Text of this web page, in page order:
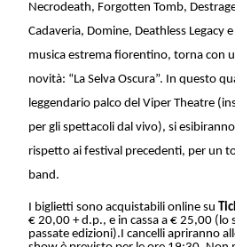
Necrodeath, Forgotten Tomb,
Cadaveria, Domine, Deathless Legacy
musica estrema fiorentino, torna con
novità: “La Selva Oscura”. In questo
leggendario palco del Viper Theatre
per gli spettacoli dal vivo), si
rispetto ai festival precedenti, per un
band.
I biglietti sono acquistabili online su
€ 20,00 +d.p., e in cassa a € 25,00 (lo
passate edizioni).I cancelli apriranno